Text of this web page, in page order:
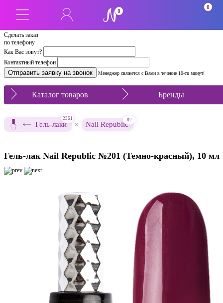
Сделать заказ
по телефону
Как Вас зовут?
Контактный телефон
Менеджер свяжется с Вами в течение 10-ти минут!
0
0
Каталог товаров Бренды
Гель-лаки
2361
× Nail Republic
82
Гель-лак Nail Republic №201 (Темно-красный), 10 мл